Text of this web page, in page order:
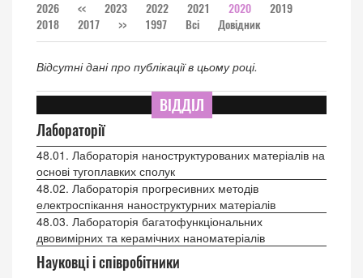
2026 << 2023 2022 2021 2020
2019
2018
2017 >> 1997 Всі Довідник
Відсутні дані про публікації в цьому році.
ВІДДІЛ
Лабораторії
48.01. Лабораторія наноструктурованих матеріалів на
основі тугоплавких сполук
48.02. Лабораторія прогресивних методів
електроспікання наноструктурних матеріалів
48.03. Лабораторія багатофункціональних
двовимірних та керамічних наноматеріалів
Науковці і співробітники